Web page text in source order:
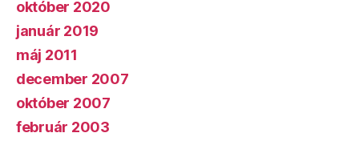
október 2020
január 2019
máj 2011
december 2007
október 2007
február 2003